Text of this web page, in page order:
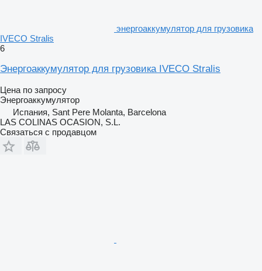
энергоаккумулятор для грузовика
IVECO Stralis
6
Энергоаккумулятор для грузовика IVECO Stralis
Цена по запросу
Энергоаккумулятор
Испания, Sant Pere Molanta, Barcelona
LAS COLINAS OCASION, S.L.
Связаться с продавцом